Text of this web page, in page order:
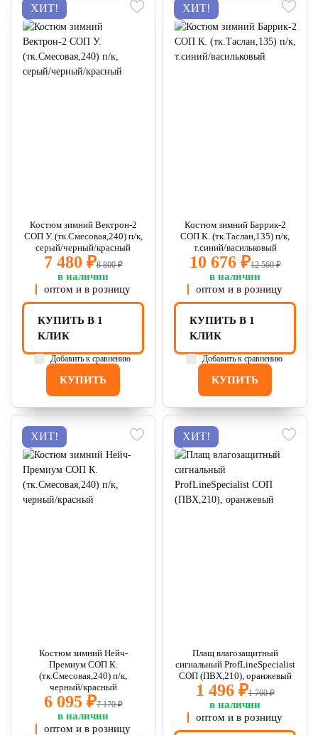
ХИТ!
Костюм зимний Вектрон-2
СОП У. (тк.Смесовая,240) п/к,
серый/черный/красный
7 480 ₽8 800 ₽
в наличии
оптом и в розницу
КУПИТЬ
КУПИТЬ В 1
КЛИК
Добавить к сравнению
ХИТ!
Костюм зимний Баррик-2
СОП К. (тк.Таслан,135) п/к,
т.синий/васильковый
10 676 ₽12 560 ₽
в наличии
оптом и в розницу
КУПИТЬ
КУПИТЬ В 1
КЛИК
Добавить к сравнению
ХИТ!
Костюм зимний Нейч-
Премиум СОП К.
(тк.Смесовая,240) п/к,
черный/красный
6 095 ₽7 170 ₽
в наличии
оптом и в розницу
ХИТ!
Плащ влагозащитный
сигнальный ProfLineSpecialist
СОП (ПВХ,210), оранжевый
1 496 ₽1 760 ₽
в наличии
оптом и в розницу